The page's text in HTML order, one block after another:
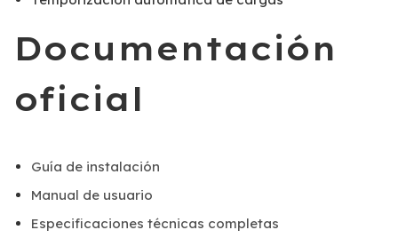
Documentación
oficial
Guía de instalación
Manual de usuario
Especificaciones técnicas completas